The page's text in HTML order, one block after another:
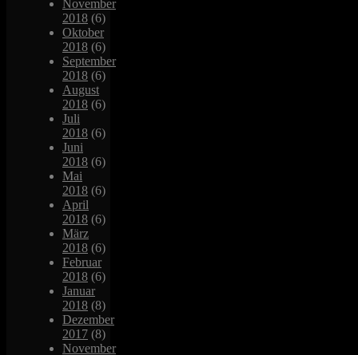
November
2018 (6)
Oktober
2018 (6)
September
2018 (6)
August
2018 (6)
Juli
2018 (6)
Juni
2018 (6)
Mai
2018 (6)
April
2018 (6)
März
2018 (6)
Februar
2018 (6)
Januar
2018 (8)
Dezember
2017 (8)
November